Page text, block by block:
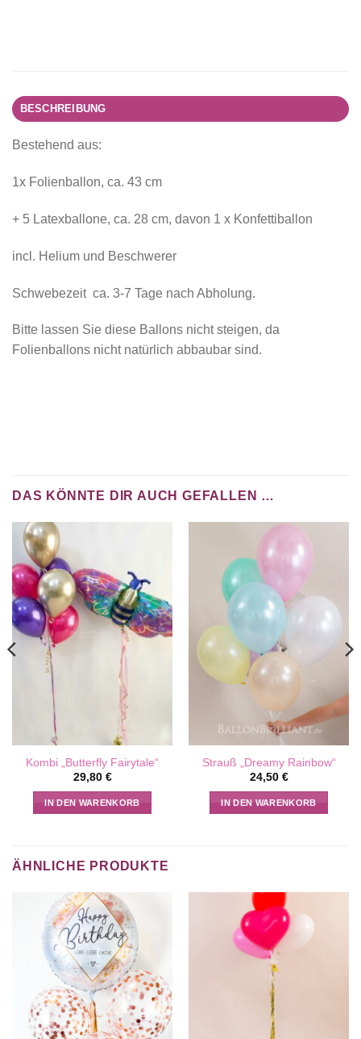
BESCHREIBUNG
Bestehend aus:
1x Folienballon, ca. 43 cm
+ 5 Latexballone, ca. 28 cm, davon 1 x Konfettiballon
incl. Helium und Beschwerer
Schwebezeit ca. 3-7 Tage nach Abholung.
Bitte lassen Sie diese Ballons nicht steigen, da
Folienballons nicht natürlich abbaubar sind.
DAS KÖNNTE DIR AUCH GEFALLEN …
Kombi „Butterfly Fairytale“
29,80 €
IN DEN WARENKORB
Strauß „Dreamy Rainbow“
24,50 €
IN DEN WARENKORB
ÄHNLICHE PRODUKTE